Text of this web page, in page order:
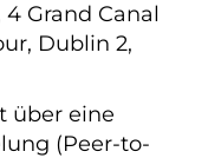
Grand Canal
Dublin 2,
über eine
(Peer-to-